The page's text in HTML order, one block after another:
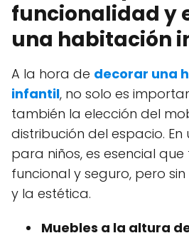
funcionalidad y
una habitación
A la hora de decorar una
infantil, no solo es
también la elección del
distribución del espacio.
para niños, es esencial
funcional y seguro, pero
y la estética.
Muebles a la altura